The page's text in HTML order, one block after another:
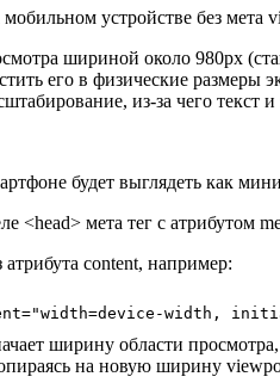
устройстве без мета
шириной около 980px
его в физические размеры
из-за чего текст
будет выглядеть как
<head> мета тег с атрибутом
content, например:
width,
ширину области
опираясь на новую ширину